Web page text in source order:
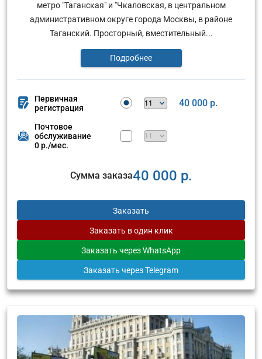
метро "Таганская" и "Чкаловская, в центральном
административном округе города Москвы, в районе
Таганский. Просторный, вместительный...
Подробнее
Первичная
регистрация
40 000 р.
Почтовое
обслуживание
0 р./мес.
Сумма заказа40 000 р.
Заказать
Заказать в один клик
Заказать через WhatsApp
Заказать через Telegram